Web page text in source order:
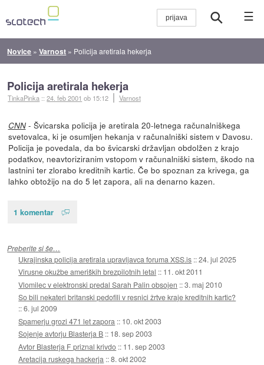
☰
Novice »Varnost » Policija aretirala hekerja
Policija aretirala hekerja
TinkaPinka ::24. feb 2001 ob 15:12 Varnost
CNN- Švicarska policija je aretirala 20-letnega računalniškega
svetovalca, ki je osumljen hekanja v računalniški sistem v Davosu.
Policija je povedala, da bo švicarski državljan obdolžen z krajo
podatkov, neavtoriziranim vstopom v računalniški sistem, škodo na
lastnini ter zlorabo kreditnih kartic. Če bo spoznan za krivega, ga
lahko obtožijo na do 5 let zapora, ali na denarno kazen.
1 komentar
Preberite si še…
Ukrajinska policija aretirala upravljavca foruma XSS.is ::24. jul 2025
Virusne okužbe ameriških brezpilotnih letal :: 11. okt 2011
Vlomilec v elektronski predal Sarah Palin obsojen ::3. maj 2010
So bili nekateri britanski pedofili v resnici žrtve kraje kreditnih kartic?
::6. jul 2009
Spamerju grozi 471 let zapora :: 10. okt 2003
Sojenje avtorju Blasterja B :: 18. sep 2003
Avtor Blasterja F priznal krivdo :: 11. sep 2003
Aretacija ruskega hackerja ::8. okt 2002